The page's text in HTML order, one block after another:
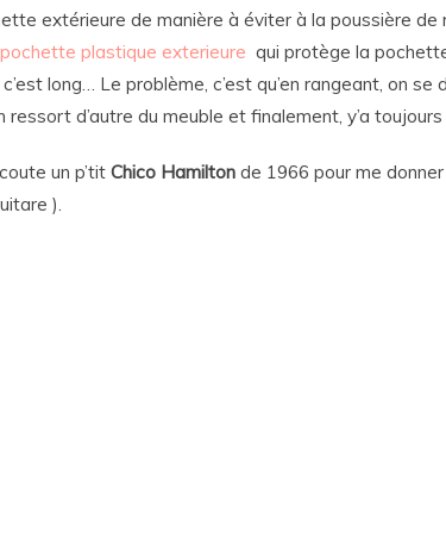
extérieure de manière à éviter à la poussière de
pochette plastique exterieure qui protège la
c’est long… Le problème, c’est qu’en rangeant, on se
ressort d’autre du meuble et finalement, y’a
un p’tit Chico Hamilton de 1966 pour me
).